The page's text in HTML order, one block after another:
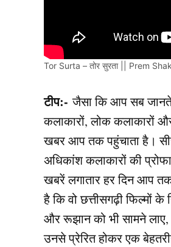
Tor Surta – तोर सुरता || Prem
टीप:- जैसा कि आप सब जानते
कलाकारों, लोक कलाकारों
खबर आप तक पहुंचाता है।
अधिकांश कलाकारों की
खबरें लगातार हर दिन आप
है कि वो छत्तीसगढ़ी फिल्मों
और रूझान को भी सामने
उनसे प्रेरित होकर एक